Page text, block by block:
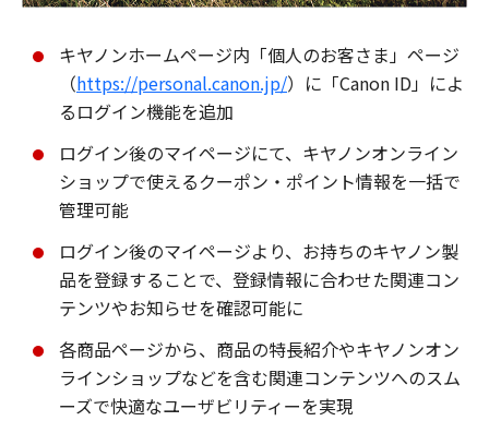
キヤノンホームページ内「個人のお客さま」ページ
（https://personal.canon.jp/）に「Canon ID」によ
るログイン機能を追加
ログイン後のマイページにて、キヤノンオンライン
ショップで使えるクーポン・ポイント情報を一括で
管理可能
ログイン後のマイページより、お持ちのキヤノン製
品を登録することで、登録情報に合わせた関連コン
テンツやお知らせを確認可能に
各商品ページから、商品の特長紹介やキヤノンオン
ラインショップなどを含む関連コンテンツへのスム
ーズで快適なユーザビリティーを実現